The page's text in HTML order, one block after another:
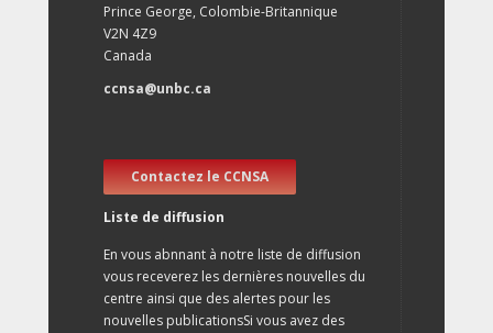
Prince George, Colombie-Britannique
V2N 4Z9
Canada
ccnsa@unbc.ca
Contactez le CCNSA
Liste de diffusion
En vous abnnant à notre liste de diffusion
vous receverez les dernières nouvelles du
centre ainsi que des alertes pour les
nouvelles publicationsSi vous avez des